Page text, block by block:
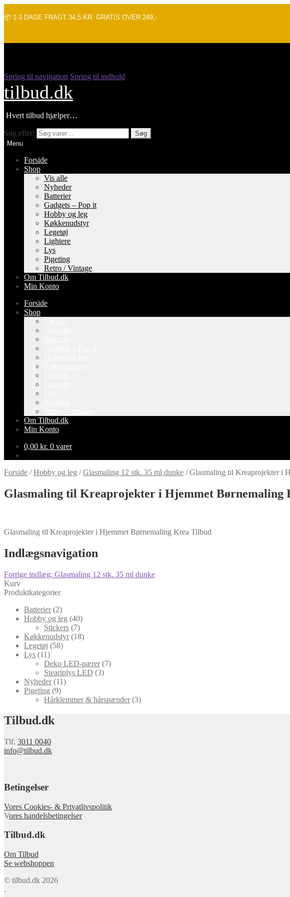
📦 1-3 DAGE FRAGT 34,5 KR. GRATIS OVER 249,-
Spring til navigation Spring til indhold
tilbud.dk
Hvert tilbud hjælper…
Søg efter:
Søg
Menu
Forside
Shop
Vis alle
Nyheder
Batterier
Gadgets – Pop it
Hobby og leg
Køkkenudstyr
Legetøj
Lightere
Lys
Pigeting
Retro / Vintage
Om Tilbud.dk
Min Konto
Forside
Shop
Om Tilbud.dk
Min Konto
0,00 kr. 0 varer
Forside /Hobby og leg /Glasmaling 12 stk. 35 ml dunke /Glasmaling til Kreaprojekter i
Glasmaling til Kreaprojekter i Hjemmet Børnemaling
Glasmaling til Kreaprojekter i Hjemmet Børnemaling Krea Tilbud
Indlægsnavigation
Forrige indlæg: Glasmaling 12 stk. 35 ml dunke
Kurv
Produktkategorier
Batterier (2)
Hobby og leg (40)
Stickers (7)
Køkkenudstyr (18)
Legetøj (58)
Lys (11)
Deko LED-pærer (7)
Stearinlys LED (3)
Nyheder (11)
Pigeting (9)
Hårklemmer & hårspænder (3)
Tilbud.dk
Tlf. 3011 0040
info@tilbud.dk
Betingelser
Vores Cookies- & Privatlivspolitik
Vores handelsbetingelser
Tilbud.dk
Om Tilbud
Se webshoppen
© tilbud.dk 2026
.